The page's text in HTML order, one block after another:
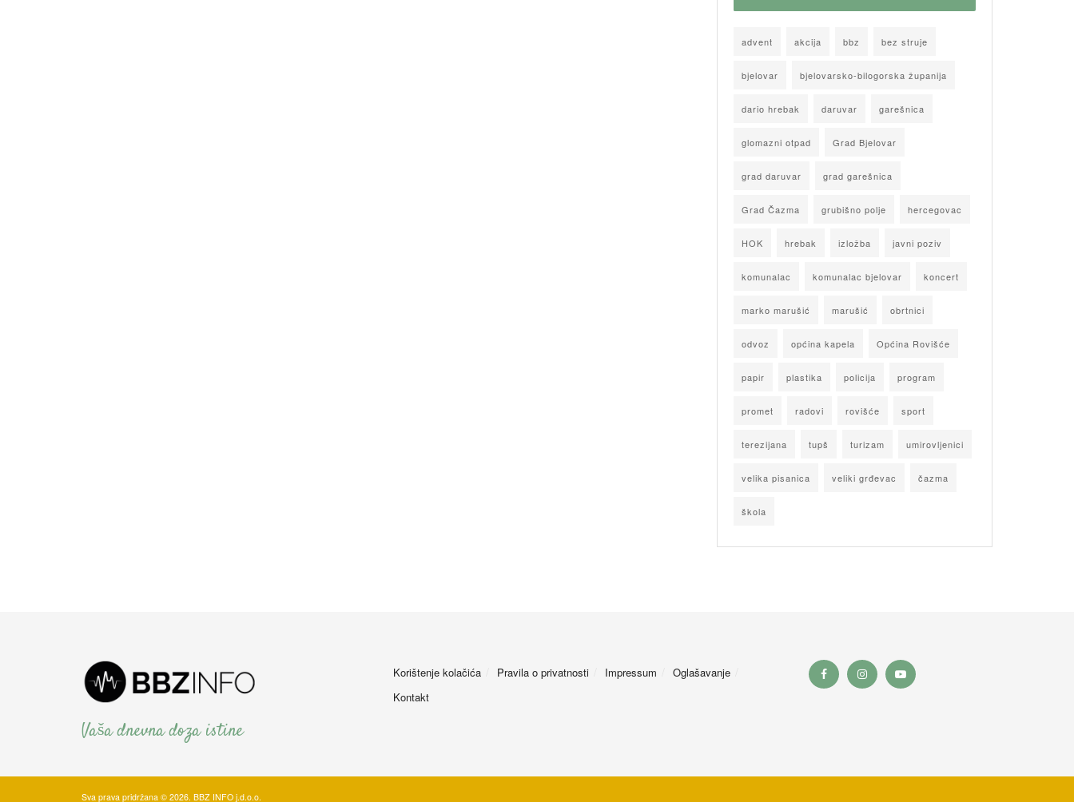
advent akcija bbz bez struje
bjelovar bjelovarsko-bilogorska županija
dario hrebak daruvar garešnica
glomazni otpad Grad Bjelovar
grad daruvar grad garešnica
Grad Čazma grubišno polje hercegovac
HOK hrebak izložba javni poziv
komunalac komunalac bjelovar koncert
marko marušić marušić obrtnici
odvoz općina kapela Općina Rovišće
papir plastika policija program
promet radovi rovišće sport
terezijana tupš turizam umirovljenici
velika pisanica veliki grđevac čazma
škola
Vaša dnevna doza istine
Korištenje kolačića Pravila o privatnosti Impressum
Oglašavanje
Kontakt
Sva prava pridržana © 2026. BBZ INFO j.d.o.o.